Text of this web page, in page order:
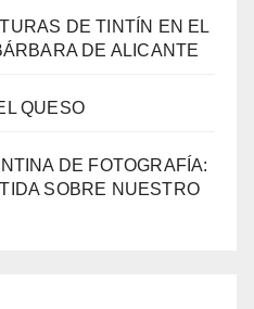
DE TINTÍN EN EL
DE ALICANTE
QUESO
DE FOTOGRAFÍA:
SOBRE NUESTRO